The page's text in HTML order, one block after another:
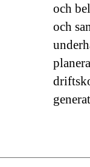
och
och